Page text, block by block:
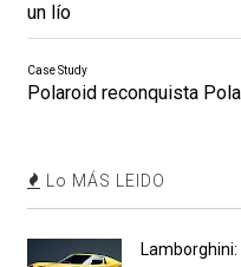
un lío
Case Study
Polaroid reconquista
Lo MÁS LEIDO